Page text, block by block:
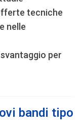
tecniche
nelle
per
bandi tipo